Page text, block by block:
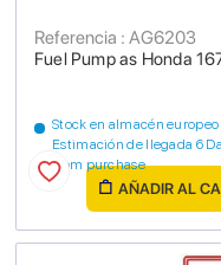
Fuel Pump as Honda
Referencia : AG6203
Stock en almacén europeo
Estimación de llegada 6
from purchase
AÑADIR AL